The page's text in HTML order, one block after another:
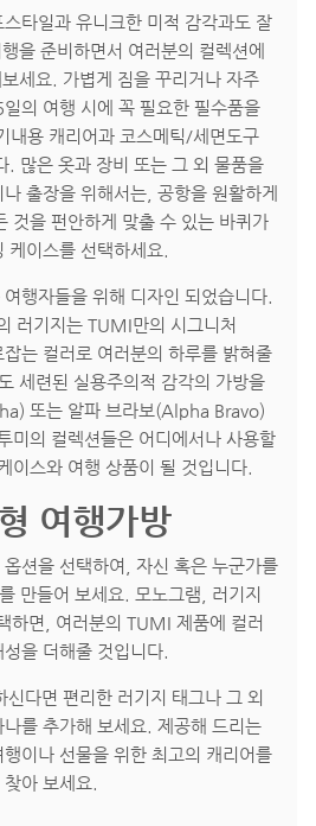
타일과 유니크한 미적 감각과도 잘
을 준비하면서 여러분의 컬렉션에
세요. 가볍게 짐을 꾸리거나 자주
의 여행 시에 꼭 필요한 필수품을
내용 캐리어과 코스메틱/세면도구
. 많은 옷과 장비 또는 그 외 물품을
출장을 위해서는, 공항을 원활하게
것을 펀안하게 맞출 수 있는 바퀴가
케이스를 선택하세요.
행자들을 위해 디자인 되었습니다.
러기지는 TUMI만의 시그니처
는 컬러로 여러분의 하루를 밝혀줄
세련된 실용주의적 감각의 가방을
또는 알파 브라보(Alpha Bravo)
미의 컬렉션들은 어디에서나 사용할
이스와 여행 상품이 될 것입니다.
여행가방
션을 선택하여, 자신 혹은 누군가를
만들어 보세요. 모노그램, 러기지
하면, 여러분의 TUMI 제품에 컬러
을 더해줄 것입니다.
다면 편리한 러기지 태그나 그 외
를 추가해 보세요. 제공해 드리는
이나 선물을 위한 최고의 캐리어를
찾아 보세요.